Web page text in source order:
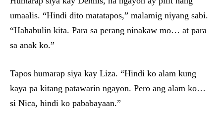
umaalis. “Hindi dito matatapos,” malamig niyang sabi.
“Hahabulin kita. Para sa perang ninakaw mo… at para
sa anak ko.”
Tapos humarap siya kay Liza. “Hindi ko alam kung
kaya pa kitang patawarin ngayon. Pero ang alam ko…
si Nica, hindi ko pababayaan.”